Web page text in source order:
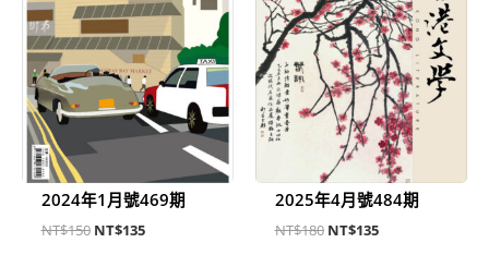
2024年1月號469期
NT$150 NT$135
2025年4月號484期
NT$180 NT$135